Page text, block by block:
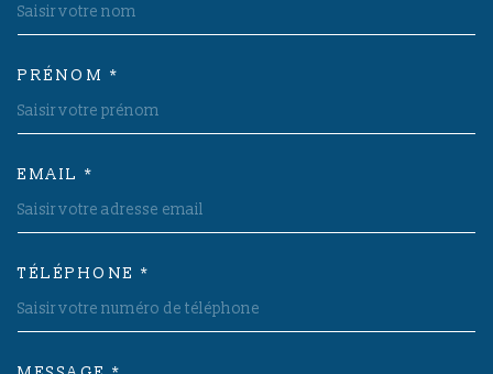
PRÉNOM *
EMAIL *
TÉLÉPHONE *